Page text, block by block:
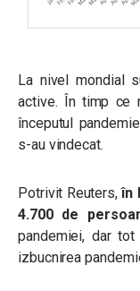
La nivel mondial
active. În timp ce
începutul
s-au vindecat.
Potrivit Reuters,în
4.700 de
pandemiei, dar
izbucnirea